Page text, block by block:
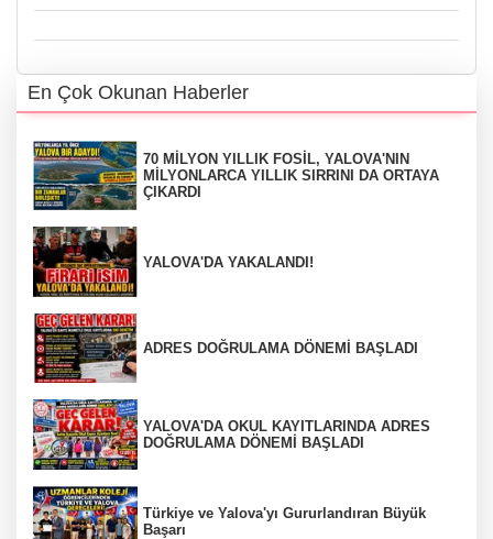
En Çok Okunan Haberler
70 MİLYON YILLIK FOSİL, YALOVA'NIN
MİLYONLARCA YILLIK SIRRINI DA ORTAYA
ÇIKARDI
YALOVA'DA YAKALANDI!
ADRES DOĞRULAMA DÖNEMİ BAŞLADI
YALOVA'DA OKUL KAYITLARINDA ADRES
DOĞRULAMA DÖNEMİ BAŞLADI
Türkiye ve Yalova'yı Gururlandıran Büyük
Başarı